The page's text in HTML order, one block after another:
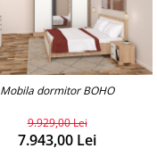
Mobila dormitor BOHO
9.929,00 Lei
7.943,00 Lei